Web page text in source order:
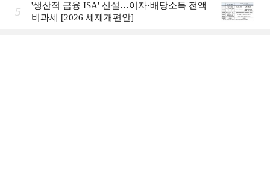
5
'생산적 금융 ISA' 신설…이자·배당소득 전액
비과세 [2026 세제개편안]